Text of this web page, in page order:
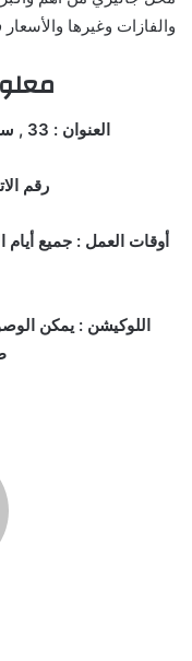
والفازات وغيرها
العنوان : 33 , سويقة المناصرة , العتبة , القاهرة.
رقم الاتصال :